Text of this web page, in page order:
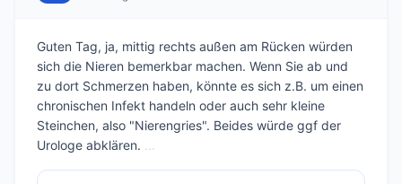
Guten Tag, ja, mittig rechts außen am Rücken würden
sich die Nieren bemerkbar machen. Wenn Sie ab und
zu dort Schmerzen haben, könnte es sich z.B. um einen
chronischen Infekt handeln oder auch sehr kleine
Steinchen, also "Nierengries". Beides würde ggf der
Urologe abklären. ...